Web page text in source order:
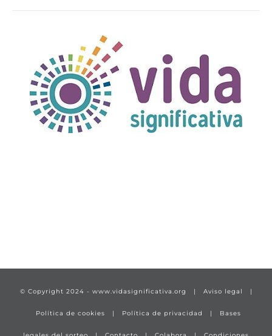
© Copyright 2024 - www.vidasignificativa.org | Aviso legal |
Política de cookies | Política de privacidad | Bases